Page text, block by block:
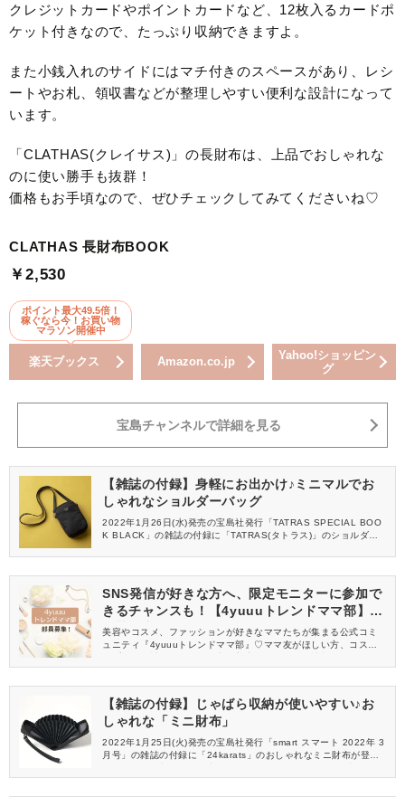
クレジットカードやポイントカードなど、12枚入るカードポ
ケット付きなので、たっぷり収納できますよ。
また小銭入れのサイドにはマチ付きのスペースがあり、レシ
ートやお札、領収書などが整理しやすい便利な設計になって
います。
「CLATHAS(クレイサス)」の長財布は、上品でおしゃれな
のに使い勝手も抜群！
価格もお手頃なので、ぜひチェックしてみてくださいね♡
CLATHAS 長財布BOOK
￥2,530
ポイント最大49.5倍！
稼ぐなら今！お買い物
マラソン開催中
楽天ブックス Amazon.co.jp
Yahoo!ショッピン
グ
宝島チャンネルで詳細を見る
【雑誌の付録】身軽にお出かけ♪ミニマルでお
しゃれなショルダーバッグ
2022年1月26日(水)発売の宝島社発行「TATRAS SPECIAL BOO
K BLACK」の雑誌の付録に「TATRAS(タトラス)」のショルダー
出かけや最低限の荷物で外出する方にぴったりですよ♪いろんな使
いナシのバッグです。
SNS発信が好きな方へ、限定モニターに参加で
きるチャンスも！【4yuuuトレンドママ部】部
員募集中
美容やコスメ、ファッションが好きなママたちが集まる公式コミ
ュニティ『4yuuuトレンドママ部』♡ママ友がほしい方、コスメサ
信してくれる方を募集しています！
【雑誌の付録】じゃばら収納が使いやすい♪お
しゃれな「ミニ財布」
2022年1月25日(火)発売の宝島社発行「smart スマート 2022年 3
月号」の雑誌の付録に「24karats」のおしゃれなミニ財布が登
で便利♪コンビニやちょっとしたお出かけに活躍してくれますよ。